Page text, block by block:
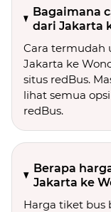
Bagaimana
dari Jakarta
Cara termudah
Jakarta ke
situs redBus.
lihat semua
redBus.
Berapa
Jakarta ke
Harga tiket bus